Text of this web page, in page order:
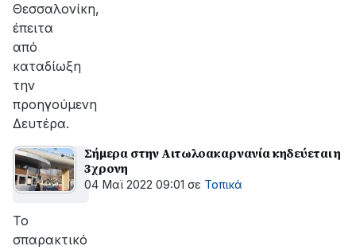
Θεσσαλονίκη,
έπειτα
από
καταδίωξη
την
προηγούμενη
Δευτέρα.
Σήμερα στην Αιτωλοακαρνανία κηδεύεται η
3χρονη
04 Μαϊ 2022 09:01 σε Τοπικά
Το
σπαρακτικό